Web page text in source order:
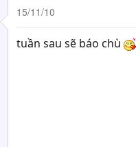
15/11/10
tuần sau sẽ báo chù